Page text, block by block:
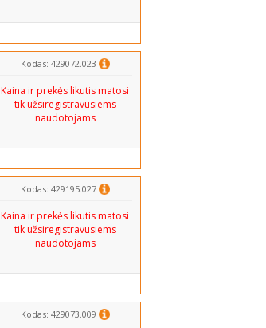
Kodas: 429072.023
Kaina ir prekės likutis matosi
tik užsiregistravusiems
naudotojams
Kodas: 429195.027
Kaina ir prekės likutis matosi
tik užsiregistravusiems
naudotojams
Kodas: 429073.009